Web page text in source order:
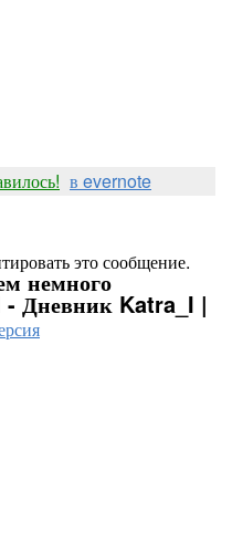
в evernote
это сообщение.
немного
- Дневник Katra_I |